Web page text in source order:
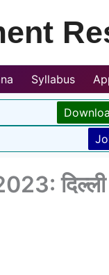
Syllabus
दिल्ली